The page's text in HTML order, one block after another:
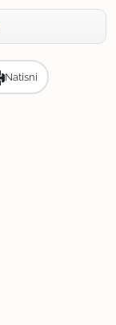
Natisni